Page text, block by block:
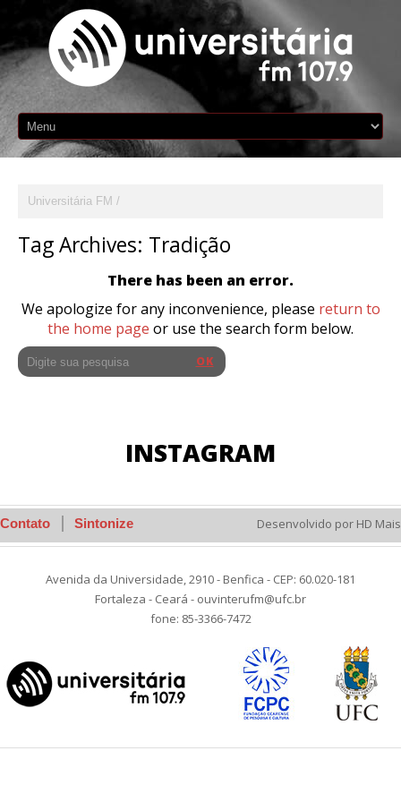
Universitária FM
Tag Archives: Tradição
There has been an error.
We apologize for any inconvenience, please return to
the home page or use the search form below.
INSTAGRAM
Contato Sintonize Desenvolvido por HD Mais
Avenida da Universidade, 2910 - Benfica - CEP: 60.020-181
Fortaleza - Ceará - ouvinterufm@ufc.br
fone: 85-3366-7472